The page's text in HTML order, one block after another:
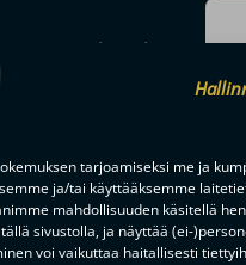
tarjoamiseksi me ja
ja/tai käyttääksemme
mahdollisuuden käsitellä
sivustolla, ja näyttää (ei-
voi vaikuttaa haitallisesti
Pasi Järvinen